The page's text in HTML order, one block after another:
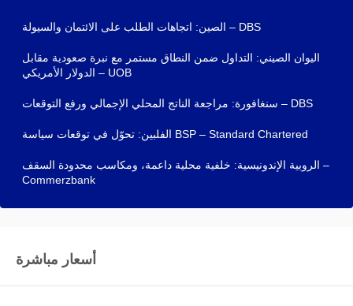
الصين: اتجاهات الطلب على الائتمان والسيولة – DBS
اليوان الصيني: التداول ضمن النطاق مستمر مع نبرة صعودية مقابل
الدولار الأمريكي – UOB
سنغافورة: مراجعة الناتج المحلي الإجمالي ورفع التوقعات – DBS
الفلبين: تحوّل في توقعات سياسة BSP – Standard Chartered
الروبية الإندونيسية: خلفية محلية داعمة، ومكاسب محدودة السقف –
Commerzbank
أسعار مباشرة